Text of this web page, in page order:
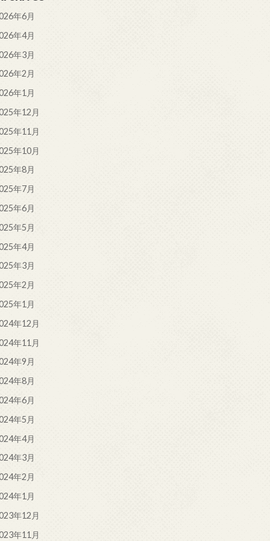
年6月
年4月
年3月
年2月
年1月
年12月
年11月
年10月
年8月
年7月
年6月
年5月
年4月
年3月
年2月
年1月
年12月
年11月
年9月
年8月
年6月
年5月
年4月
年3月
年2月
年1月
年12月
年11月